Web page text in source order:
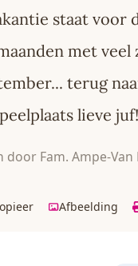
staat voor
met veel
terug
lieve juf!
Fam. Ampe-Van
Afbeelding